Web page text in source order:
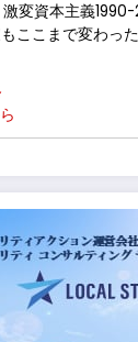
激変資本主義
ここまで変わっ